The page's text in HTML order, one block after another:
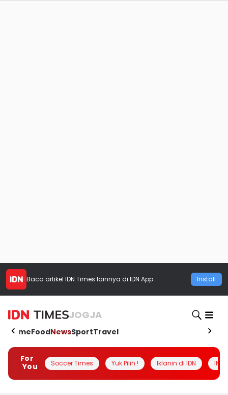
Baca artikel IDN Times lainnya di IDN App Install
JOGJA
HomeFoodNewsSportTravel
For
You
Soccer Times Yuk Pilih ! Iklanin di IDN